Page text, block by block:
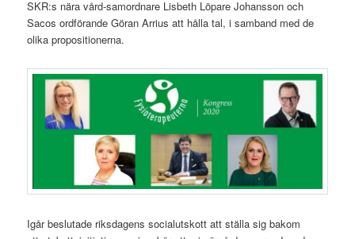
SKR:s nära vård-samordnare Lisbeth Löpare Johansson och
Sacos ordförande Göran Arrius att hålla tal, i samband med de
olika propositionerna.
Igår beslutade riksdagens socialutskott att ställa sig bakom